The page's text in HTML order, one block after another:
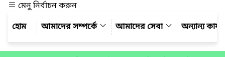
মেনু নির্বাচন করুন
আমাদের সম্পর্কে
আমাদের সেবা অন্যান্য